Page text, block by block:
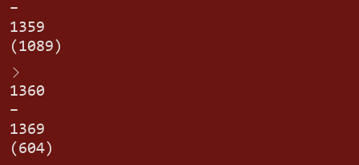
–
1359
(1089)
1360
–
1369
(604)